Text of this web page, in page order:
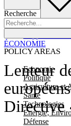
Recherche
POLICY AREAS
Economie
Politique
Agriculture et
Santé
Technologies
Energie,
Défense
Lenteur
Directive
ÉCONOMIE